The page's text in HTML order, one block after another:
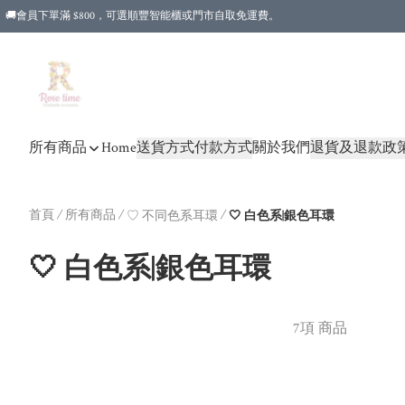
🚚會員下單滿 $800，可選順豐智能櫃或門市自取免運費。
所有商品 Home送貨方式付款方式關於我們退貨及退款政
首頁/ 所有商品 / ♡ 不同色系耳環 /🤍 白色系|銀色耳環
🤍 白色系|銀色耳環
7項 商品